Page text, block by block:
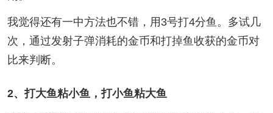
我觉得还有一中方法也不错，用3号打4分鱼。多试几
次，通过发射子弹消耗的金币和打掉鱼收获的金币对
比来判断。
2、打大鱼粘小鱼，打小鱼粘大鱼